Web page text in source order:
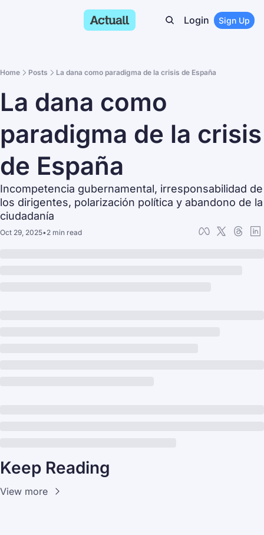
Login Sign Up
Home Posts La dana como paradigma de la crisis de España
La dana como
paradigma de la crisis
de España
Incompetencia gubernamental, irresponsabilidad de
los dirigentes, polarización política y abandono de la
ciudadanía
Oct 29, 2025•2 min read
Keep Reading
View more